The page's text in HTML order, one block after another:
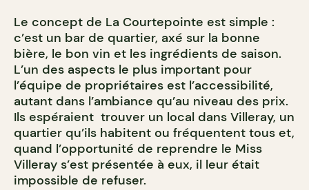
Le concept de La Courtepointe est simple :
c’est un bar de quartier, axé sur la bonne
bière, le bon vin et les ingrédients de saison.
L’un des aspects le plus important pour
l’équipe de propriétaires est l’accessibilité,
autant dans l’ambiance qu’au niveau des prix.
Ils espéraient trouver un local dans Villeray, un
quartier qu’ils habitent ou fréquentent tous et,
quand l’opportunité de reprendre le Miss
Villeray s’est présentée à eux, il leur était
impossible de refuser.